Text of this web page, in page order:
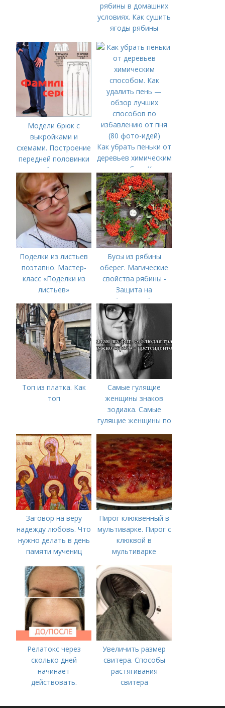
рябины в домашних
условиях. Как сушить
ягоды рябины
Модели брюк с
выкройками и
схемами. Построение
передней половинки
брюк
Как убрать пеньки от
деревьев химическим
способом. Как
удалить пень —
обзор лучших
способов по
избавлению от пня
(80 фото-идей)
Поделки из листьев
поэтапно. Мастер-
класс «Поделки из
листьев»
Бусы из рябины
оберег. Магические
свойства рябины -
Защита на
рябиновые бусы
Топ из платка. Как
топ
Самые гулящие
женщины знаков
зодиака. Самые
гулящие женщины по
Заговор на веру
надежду любовь. Что
нужно делать в день
памяти мучениц
Любови и матери их
Софии 30 сентября
2022 года
Пирог клюквенный в
мультиварке. Пирог с
клюквой в
мультиварке
Релатокс через
сколько дней
начинает
действовать.
«Ботоксом»
Увеличить размер
свитера. Способы
растягивания
свитера